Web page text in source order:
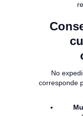
No
corresponde